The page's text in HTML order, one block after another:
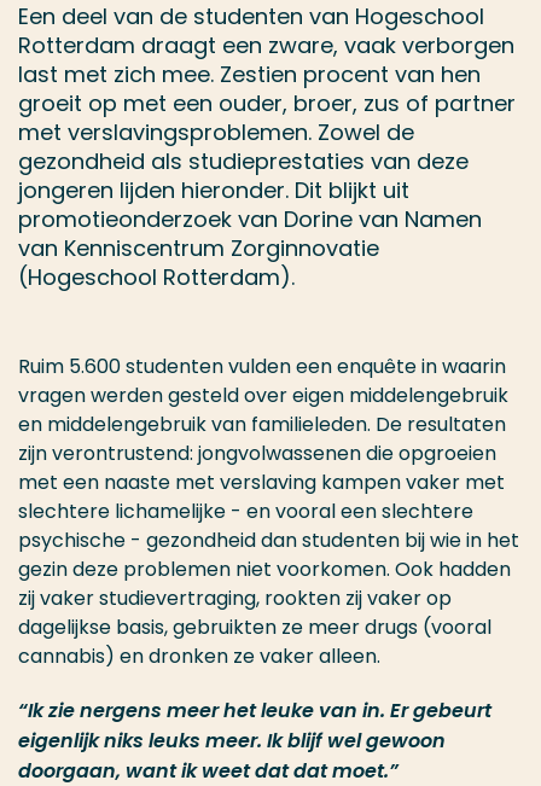
Een deel van de studenten van Hogeschool
Rotterdam draagt een zware, vaak verborgen
last met zich mee. Zestien procent van hen
groeit op met een ouder, broer, zus of partner
met verslavingsproblemen. Zowel de
gezondheid als studieprestaties van deze
jongeren lijden hieronder. Dit blijkt uit
promotieonderzoek van Dorine van Namen
van Kenniscentrum Zorginnovatie
(Hogeschool Rotterdam).
Ruim 5.600 studenten vulden een enquête in waarin
vragen werden gesteld over eigen middelengebruik
en middelengebruik van familieleden. De resultaten
zijn verontrustend: jongvolwassenen die opgroeien
met een naaste met verslaving kampen vaker met
slechtere lichamelijke - en vooral een slechtere
psychische - gezondheid dan studenten bij wie in het
gezin deze problemen niet voorkomen. Ook hadden
zij vaker studievertraging, rookten zij vaker op
dagelijkse basis, gebruikten ze meer drugs (vooral
cannabis) en dronken ze vaker alleen.
“Ik zie nergens meer het leuke van in. Er gebeurt
eigenlijk niks leuks meer. Ik blijf wel gewoon
doorgaan, want ik weet dat dat moet.”